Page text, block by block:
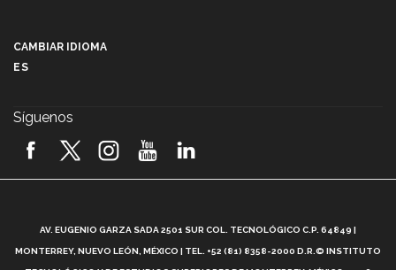
2026! (video)
¿Cómo es el Modelo Educativo Tec? (video)
CAMBIAR IDIOMA
ES
Síguenos
AV. EUGENIO GARZA SADA 2501 SUR COL. TECNOLÓGICO C.P. 64849 |
MONTERREY, NUEVO LEÓN, MÉXICO | TEL. +52 (81) 8358-2000 D.R.© INSTITUTO